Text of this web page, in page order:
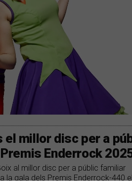
el millor disc per a
Enderrock
al millor disc per a públic familiar
la gala dels Premis Enderrock-440